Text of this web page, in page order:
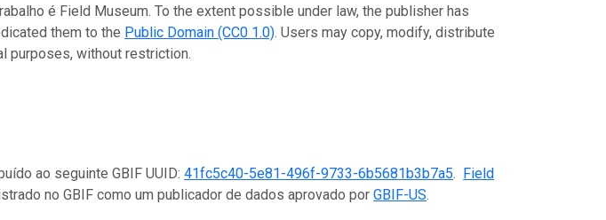
é Field Museum. To the extent possible under law, the publisher has
them to the Public Domain (CC0 1.0). Users may copy, modify, distribute
purposes, without restriction.
ao seguinte GBIF UUID:41fc5c40-5e81-496f-9733-6b5681b3b7a5.
Field
no GBIF como um publicador de dados aprovado porGBIF-US.